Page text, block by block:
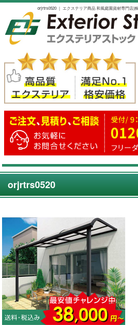
orjrtrs0520 ｜ エクステリア商品 和風庭園資材専門店|
orjrtrs0520